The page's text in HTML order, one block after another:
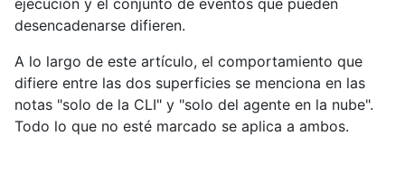
ejecución y el conjunto de eventos que pueden
desencadenarse difieren.
A lo largo de este artículo, el comportamiento que
difiere entre las dos superficies se menciona en las
notas "solo de la CLI" y "solo del agente en la nube".
Todo lo que no esté marcado se aplica a ambos.